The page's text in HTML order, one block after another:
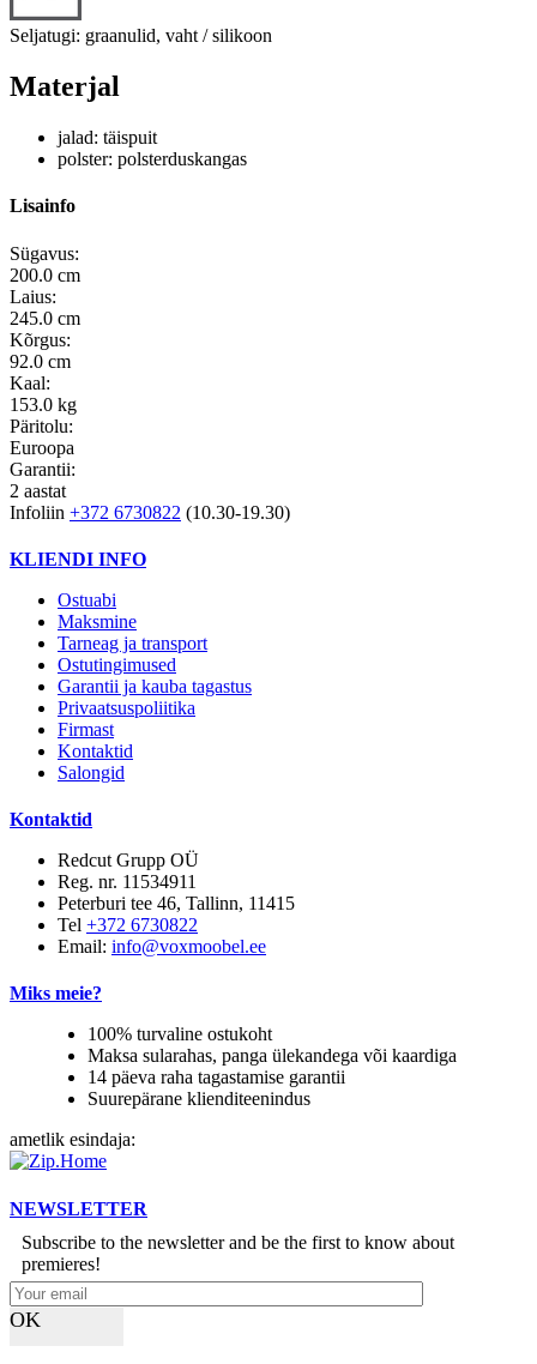
Seljatugi: graanulid, vaht / silikoon
Materjal
jalad: täispuit
polster: polsterduskangas
Lisainfo
Sügavus:
200.0 cm
Laius:
245.0 cm
Kõrgus:
92.0 cm
Kaal:
153.0 kg
Päritolu:
Euroopa
Garantii:
2 aastat
Infoliin +372 6730822 (10.30-19.30)
KLIENDI INFO
Ostuabi
Maksmine
Tarneag ja transport
Ostutingimused
Garantii ja kauba tagastus
Privaatsuspoliitika
Firmast
Kontaktid
Salongid
Kontaktid
Redcut Grupp OÜ
Reg. nr. 11534911
Peterburi tee 46, Tallinn, 11415
Tel +372 6730822
Email: info@voxmoobel.ee
Miks meie?
100% turvaline ostukoht
Maksa sularahas, panga ülekandega või kaardiga
14 päeva raha tagastamise garantii
Suurepärane klienditeenindus
ametlik esindaja:
NEWSLETTER
Subscribe to the newsletter and be the first to know about
premieres!
OK